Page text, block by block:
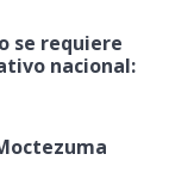
se requiere
nacional: